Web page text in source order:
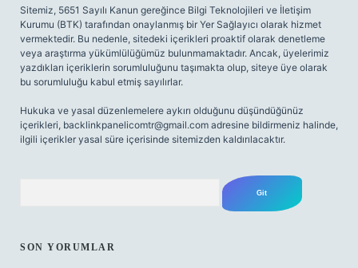
Sitemiz, 5651 Sayılı Kanun gereğince Bilgi Teknolojileri ve İletişim
Kurumu (BTK) tarafından onaylanmış bir Yer Sağlayıcı olarak hizmet
vermektedir. Bu nedenle, sitedeki içerikleri proaktif olarak denetleme
veya araştırma yükümlülüğümüz bulunmamaktadır. Ancak, üyelerimiz
yazdıkları içeriklerin sorumluluğunu taşımakta olup, siteye üye olarak
bu sorumluluğu kabul etmiş sayılırlar.
Hukuka ve yasal düzenlemelere aykırı olduğunu düşündüğünüz
içerikleri, backlinkpanelicomtr@gmail.com adresine bildirmeniz halinde,
ilgili içerikler yasal süre içerisinde sitemizden kaldırılacaktır.
SON YORUMLAR